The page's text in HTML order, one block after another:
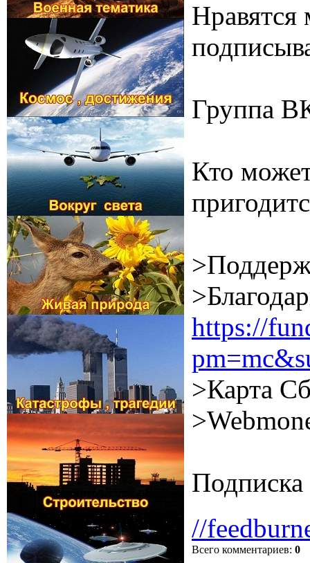
Группа
Кто
https://
>Карта
Подписка
//
Всего комментариев: 0